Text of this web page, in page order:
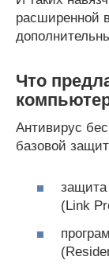
расширенной
Что
Антивирус
базовой
защита
(Link